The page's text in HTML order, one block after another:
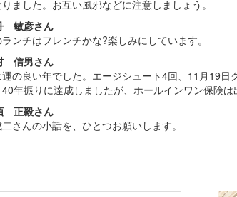
ました。お互い風邪などに注意しましょう。
敏彦さん
ンチはフレンチかな?楽しみにしています。
信男さん
の良い年でした。エージシュート4回、11月19
40年振りに達成しましたが、ホールインワン保険
正毅さん
さんの小話を、ひとつお願いします。